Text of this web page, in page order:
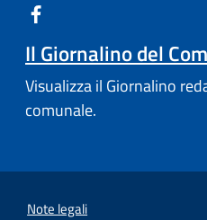
Il Giornalino del
Visualizza il Giornalino
comunale.
Note legali